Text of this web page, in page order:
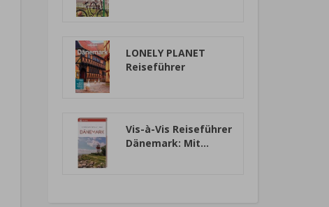
LONELY PLANET
Reiseführer
Vis-à-Vis Reiseführer
Dänemark: Mit...